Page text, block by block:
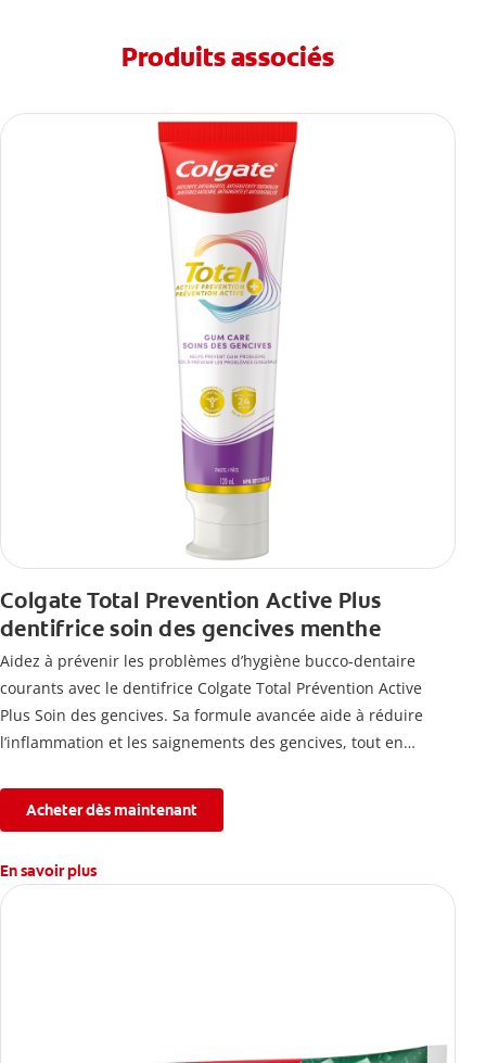
Produits associés
Colgate Total Prevention Active Plus
dentifrice soin des gencives menthe
Aidez à prévenir les problèmes d’hygiène bucco-dentaire
courants avec le dentifrice Colgate Total Prévention Active
Plus Soin des gencives. Sa formule avancée aide à réduire
l’inflammation et les saignements des gencives, tout en
l’érosion de l’émail.
Acheter dès maintenant
En savoir plus